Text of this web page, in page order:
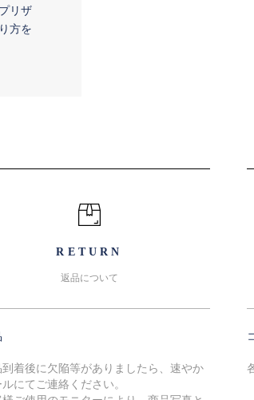
リザ
方を
RETURN
返品について
到着後に欠陥等がありましたら、速やか
にてご連絡ください。